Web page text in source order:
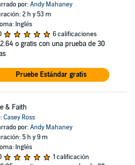
por:Andy Mahaney
2 h y 53 m
Inglés
6 calificaciones
o gratis con una prueba de 30
Pruebe Estándar gratis
& Faith
Casey Ross
por:Andy Mahaney
5 h y 9 m
Inglés
1 calificación